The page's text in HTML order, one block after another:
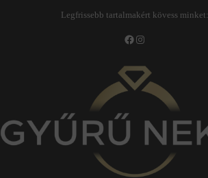
Legfrissebb tartalmakért kövess minket:
Facebook
Instagram